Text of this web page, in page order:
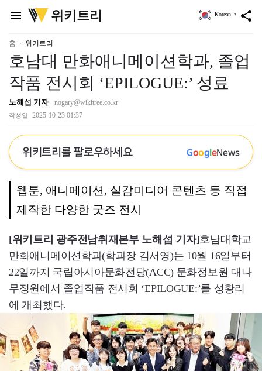
menu
위
키
리
위키트리 share
Korean ▼
홈 위키트리
호남대 만화애니메이션학과, 졸업
작품 전시회 ‘EPILOGUE:’ 성료
노해섭 기자 nogary@wikitree.co.kr
작성일 2025-10-23 01:37
위키트리를 팔로우하세요 GoogleNews
웹툰, 애니메이션, 실감미디어 콘텐츠 등 직접
제작한 다양한 굿즈 전시
[위키트리 광주전남취재본부 노해섭 기자]호남대학교
만화애니메이션학과(학과장 김서영)는 10월 16일부터
22일까지 국립아시아문화전당(ACC) 문화정보원 대나
무정원에서 졸업작품 전시회 ‘EPILOGUE:’를 성황리
에 개최했다.